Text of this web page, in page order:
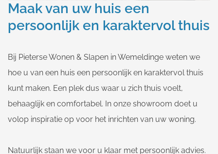
Maak van uw huis een
persoonlijk en karaktervol thuis
Bij Pieterse Wonen & Slapen in Wemeldinge weten we
hoe u van een huis een persoonlijk en karaktervol thuis
kunt maken. Een plek dus waar u zich thuis voelt,
behaaglijk en comfortabel. In onze showroom doet u
volop inspiratie op voor het inrichten van uw woning.
Natuurlijk staan we voor u klaar met persoonlijk advies.